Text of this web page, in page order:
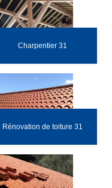
Charpentier 31
Rénovation de toiture 31